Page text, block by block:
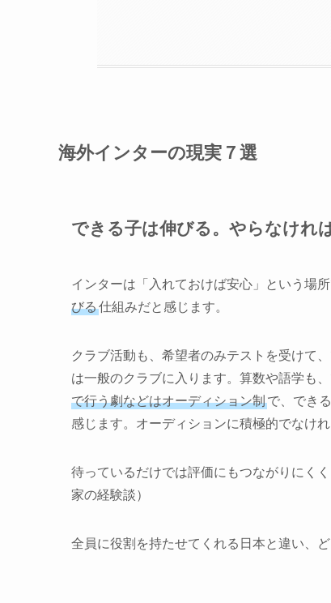
海外インターの現実７選
できる子は伸びる。やらなけれ
インターは「入れておけば安心」という場所
びる仕組みだと感じます。
クラブ活動も、希望者のみテストを受けて
は一般のクラブに入ります。算数や語学も
で行う劇などはオーディション制で、でき
感じます。オーディションに積極的でなけ
待っているだけでは評価にもつながりにく
家の経験談）
全員に役割を持たせてくれる日本と違い、